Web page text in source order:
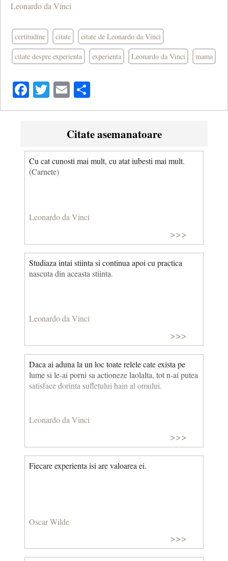
Leonardo da Vinci
certitudine citate citate de Leonardo da Vinci
citate despre experienta experienta Leonardo da Vinci mama
Facebook
Twitter
Email
Citate asemanatoare
Cu cat cunosti mai mult, cu atat iubesti mai mult.
(Carnete)
Leonardo da Vinci
>>>
Studiaza intai stiinta si continua apoi cu practica
nascuta din aceasta stiinta.
Leonardo da Vinci
>>>
Daca ai aduna la un loc toate relele cate exista pe
lume si le-ai porni sa actioneze laolalta, tot n-ai putea
satisface dorinta sufletului hain al omului.
Leonardo da Vinci
>>>
Fiecare experienta isi are valoarea ei.
Oscar Wilde
>>>